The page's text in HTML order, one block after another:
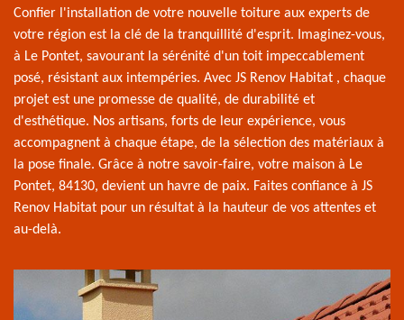
Confier l'installation de votre nouvelle toiture aux experts de
votre région est la clé de la tranquillité d'esprit. Imaginez-vous,
à Le Pontet, savourant la sérénité d'un toit impeccablement
posé, résistant aux intempéries. Avec JS Renov Habitat , chaque
projet est une promesse de qualité, de durabilité et
d'esthétique. Nos artisans, forts de leur expérience, vous
accompagnent à chaque étape, de la sélection des matériaux à
la pose finale. Grâce à notre savoir-faire, votre maison à Le
Pontet, 84130, devient un havre de paix. Faites confiance à JS
Renov Habitat pour un résultat à la hauteur de vos attentes et
au-delà.